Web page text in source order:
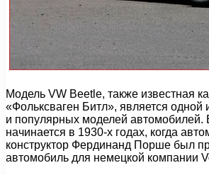
Модель VW Beetle, также известная
«Фольксваген Битл», является одной
и популярных моделей автомобилей.
начинается в 1930-х годах, когда
конструктор Фердинанд Порше был
автомобиль для немецкой компании